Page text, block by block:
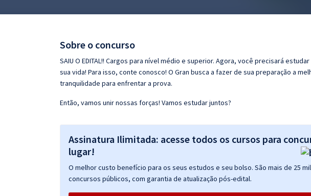
Questões grátis
Conteúdo gratuito
Sobre o concurso
SAIU O EDITAL!! Cargos para nível médio e superior. Agora, você precisará
sua vida! Para isso, conte conosco! O Gran busca a fazer de sua preparação a
tranquilidade para enfrentar a prova.
Então, vamos unir nossas forças! Vamos estudar juntos?
Assinatura Ilimitada: acesse todos os cursos para
lugar!
O melhor custo benefício para os seus estudos e seu bolso. São mais de 25
concursos públicos, com garantia de atualização pós-edital.